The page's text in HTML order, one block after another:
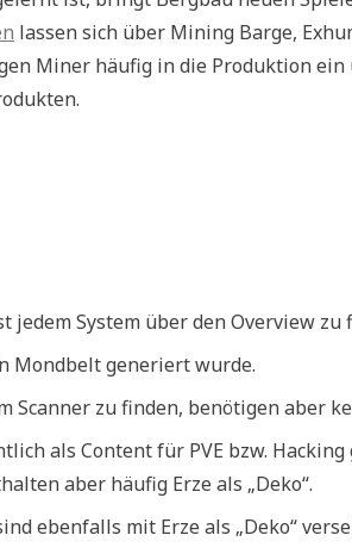
lassen sich über Mining Barge,
Miner häufig in die Produktion
jedem System über den Overview zu
Mondbelt generiert wurde.
Scanner zu finden, benötigen aber
als Content für PVE bzw.
aber häufig Erze als „Deko“.
ebenfalls mit Erze als „Deko“